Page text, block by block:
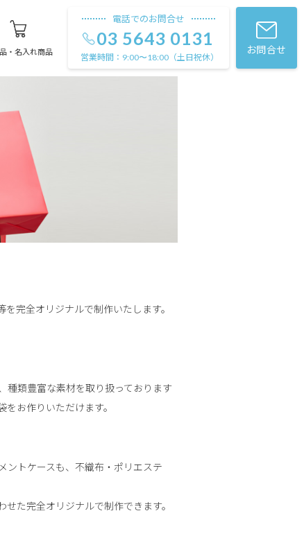
・名入れ商品
電話でのお問合せ
03 5643 0131
営業時間： 9:00〜18:00（土日祝休）
お問合せ
完全オリジナルで制作いたします。
種類豊富な素材を取り扱っております
お作りいただけます。
ントケースも、不織布・ポリエステ
た完全オリジナルで制作できます。